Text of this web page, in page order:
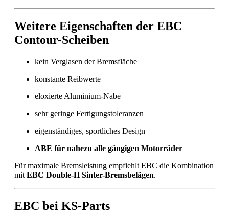
Weitere Eigenschaften der EBC
Contour-Scheiben
kein Verglasen der Bremsfläche
konstante Reibwerte
eloxierte Aluminium-Nabe
sehr geringe Fertigungstoleranzen
eigenständiges, sportliches Design
ABE für nahezu alle gängigen Motorräder
Für maximale Bremsleistung empfiehlt EBC die Kombination
mit EBC Double-H Sinter-Bremsbelägen.
EBC bei KS-Parts